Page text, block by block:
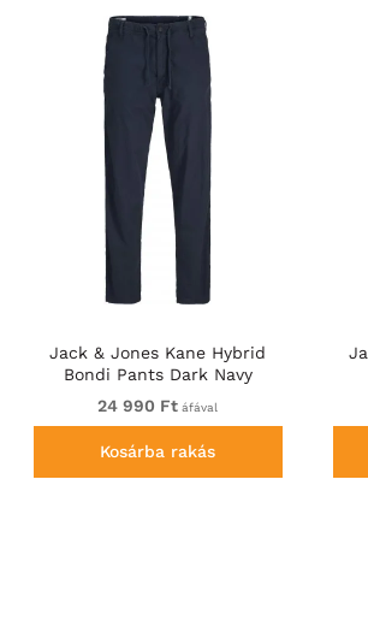
Jack & Jones Kane Hybrid
Bondi Pants Dark Navy
24 990 Ft áfával
Kosárba rakás